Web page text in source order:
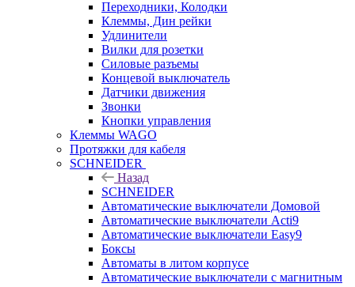
Переходники, Колодки
Клеммы, Дин рейки
Удлинители
Вилки для розетки
Силовые разъемы
Концевой выключатель
Датчики движения
Звонки
Кнопки управления
Клеммы WAGO
Протяжки для кабеля
SCHNEIDER
Назад
SCHNEIDER
Автоматические выключатели Домовой
Автоматические выключатели Acti9
Автоматические выключатели Easy9
Боксы
Автоматы в литом корпусе
Автоматические выключатели с магнитным